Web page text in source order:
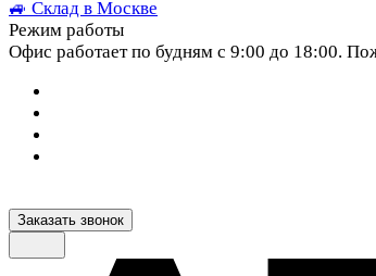
🚙 Склад в Москве
Режим работы
Офис работает по будням с 9:00 до 18:00.
Заказать звонок